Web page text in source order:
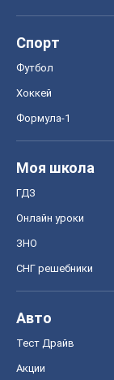
Спорт
Футбол
Хоккей
Формула-1
Моя школа
ГДЗ
Онлайн уроки
ЗНО
СНГ решебники
Авто
Тест Драйв
Акции